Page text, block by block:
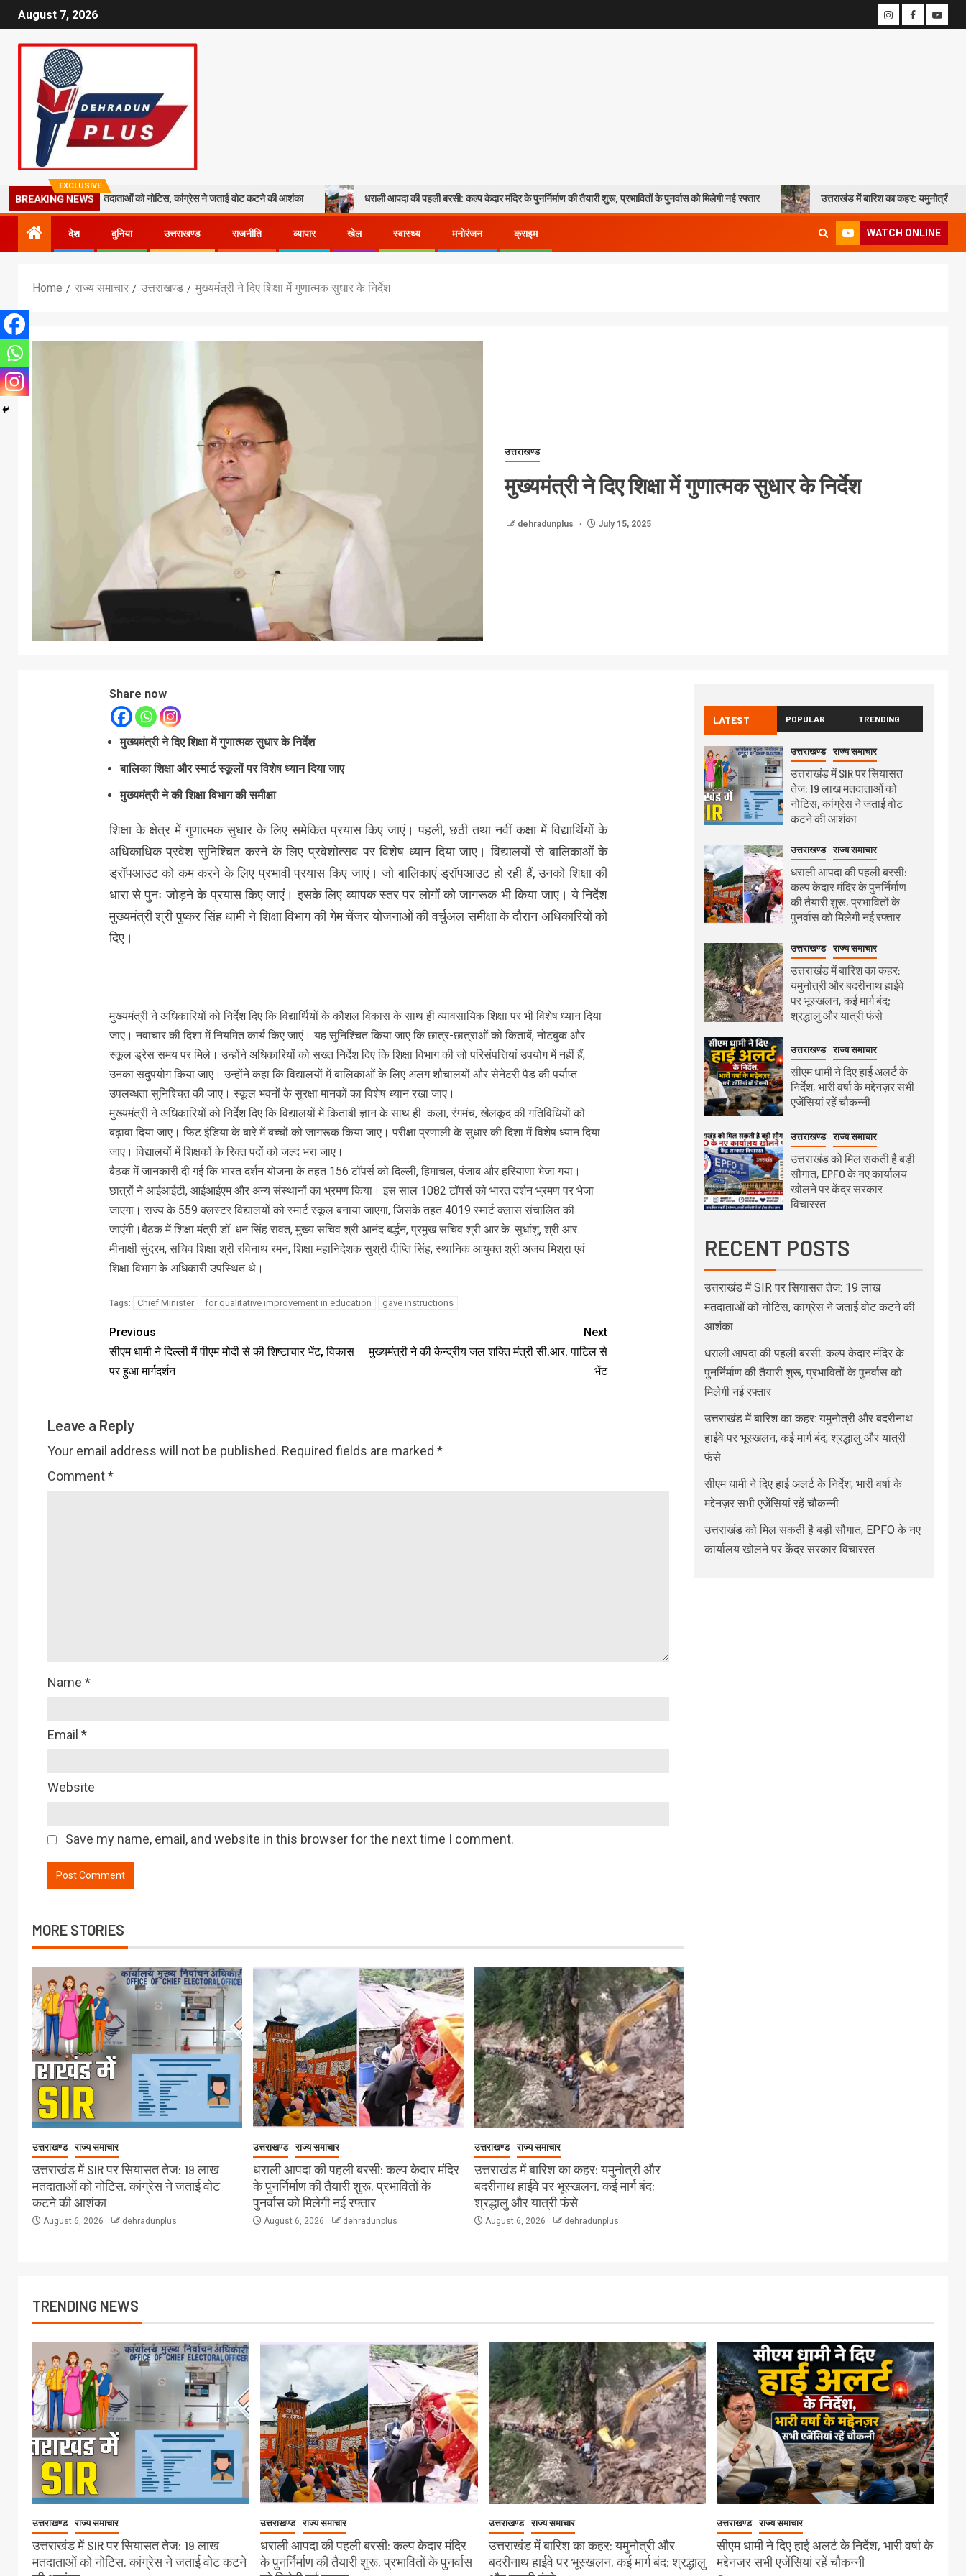
August 7, 2026
EXCLUSIVE
BREAKING NEWS
19 लाख मतदाताओं को नोटिस, कांग्रेस ने जताई वोट कटने की आशंका धराली आपदा की पहली बरसी: कल्प केदार मंदिर के पुनर्निर्माण की तैयारी शुरू, प्रभावितों के पुनर्वास को मिलेगी नई रफ्तार उत्तराखंड में बारिश का कहर: यमुनोत्री और बदरीनाथ
देश दुनिया उत्तराखण्ड राजनीति व्यापार खेल स्वास्थ्य मनोरंजन क्राइम WATCH ONLINE
Home राज्य समाचार उत्तराखण्ड मुख्यमंत्री ने दिए शिक्षा में गुणात्मक सुधार के निर्देश
उत्तराखण्ड
मुख्यमंत्री ने दिए शिक्षा में गुणात्मक सुधार के निर्देश
dehradunplus July 15, 2025
Share now
मुख्यमंत्री ने दिए शिक्षा में गुणात्मक सुधार के निर्देश
बालिका शिक्षा और स्मार्ट स्कूलों पर विशेष ध्यान दिया जाए
मुख्यमंत्री ने की शिक्षा विभाग की समीक्षा
शिक्षा के क्षेत्र में गुणात्मक सुधार के लिए समेकित प्रयास किए जाएं। पहली, छठी तथा नवीं कक्षा में विद्यार्थियों के
अधिकाधिक प्रवेश सुनिश्चित करने के लिए प्रवेशोत्सव पर विशेष ध्यान दिया जाए। विद्यालयों से बालिकाओं के
ड्रॉपआउट को कम करने के लिए प्रभावी प्रयास किए जाएं। जो बालिकाएं ड्रॉपआउट हो रही हैं, उनको शिक्षा की
धारा से पुनः जोड़ने के प्रयास किए जाएं। इसके लिए व्यापक स्तर पर लोगों को जागरूक भी किया जाए। ये निर्देश
मुख्यमंत्री श्री पुष्कर सिंह धामी ने शिक्षा विभाग की गेम चेंजर योजनाओं की वर्चुअल समीक्षा के दौरान अधिकारियों को
दिए।
मुख्यमंत्री ने अधिकारियों को निर्देश दिए कि विद्यार्थियों के कौशल विकास के साथ ही व्यावसायिक शिक्षा पर भी विशेष ध्यान दिया
जाए। नवाचार की दिशा में नियमित कार्य किए जाएं। यह सुनिश्चित किया जाए कि छात्र-छात्राओं को किताबें, नोटबुक और
स्कूल ड्रेस समय पर मिले। उन्होंने अधिकारियों को सख्त निर्देश दिए कि शिक्षा विभाग की जो परिसंपत्तियां उपयोग में नहीं हैं,
उनका सदुपयोग किया जाए। उन्होंने कहा कि विद्यालयों में बालिकाओं के लिए अलग शौचालयों और सेनेटरी पैड की पर्याप्त
उपलब्धता सुनिश्चित की जाए। स्कूल भवनों के सुरक्षा मानकों का विशेष ध्यान रखा जाए।
मुख्यमंत्री ने अधिकारियों को निर्देश दिए कि विद्यालयों में किताबी ज्ञान के साथ ही कला, रंगमंच, खेलकूद की गतिविधियों को
बढ़ावा दिया जाए। फिट इंडिया के बारे में बच्चों को जागरूक किया जाए। परीक्षा प्रणाली के सुधार की दिशा में विशेष ध्यान दिया
जाए। विद्यालयों में शिक्षकों के रिक्त पदों को जल्द भरा जाए।
बैठक में जानकारी दी गई कि भारत दर्शन योजना के तहत 156 टॉपर्स को दिल्ली, हिमाचल, पंजाब और हरियाणा भेजा गया।
छात्रों ने आईआईटी, आईआईएम और अन्य संस्थानों का भ्रमण किया। इस साल 1082 टॉपर्स को भारत दर्शन भ्रमण पर भेजा
जाएगा। राज्य के 559 क्लस्टर विद्यालयों को स्मार्ट स्कूल बनाया जाएगा, जिसके तहत 4019 स्मार्ट क्लास संचालित की
जाएंगी।बैठक में शिक्षा मंत्री डॉ. धन सिंह रावत, मुख्य सचिव श्री आनंद बर्द्धन, प्रमुख सचिव श्री आर.के. सुधांशु, श्री आर.
मीनाक्षी सुंदरम, सचिव शिक्षा श्री रविनाथ रमन, शिक्षा महानिदेशक सुश्री दीप्ति सिंह, स्थानिक आयुक्त श्री अजय मिश्रा एवं
शिक्षा विभाग के अधिकारी उपस्थित थे।
Tags: Chief Minister for qualitative improvement in education gave instructions
Previous
सीएम धामी ने दिल्ली में पीएम मोदी से की शिष्टाचार भेंट, विकास
पर हुआ मार्गदर्शन
Next
मुख्यमंत्री ने की केन्द्रीय जल शक्ति मंत्री सी.आर. पाटिल से
भेंट
Leave a Reply
Your email address will not be published. Required fields are marked *
Comment*
Name *
Email *
Website
Save my name, email, and website in this browser for the next time I comment.
MORE STORIES
उत्तराखण्ड राज्य समाचार
उत्तराखंड में SIR पर सियासत तेज: 19 लाख
मतदाताओं को नोटिस, कांग्रेस ने जताई वोट
कटने की आशंका
August 6, 2026 dehradunplus
उत्तराखण्ड राज्य समाचार
धराली आपदा की पहली बरसी: कल्प केदार मंदिर
के पुनर्निर्माण की तैयारी शुरू, प्रभावितों के
पुनर्वास को मिलेगी नई रफ्तार
August 6, 2026 dehradunplus
उत्तराखण्ड राज्य समाचार
उत्तराखंड में बारिश का कहर: यमुनोत्री और
बदरीनाथ हाईवे पर भूस्खलन, कई मार्ग बंद;
श्रद्धालु और यात्री फंसे
August 6, 2026 dehradunplus
LATEST POPULAR TRENDING
उत्तराखण्ड राज्य समाचार
उत्तराखंड में SIR पर सियासत
तेज: 19 लाख मतदाताओं को
नोटिस, कांग्रेस ने जताई वोट
कटने की आशंका
उत्तराखण्ड राज्य समाचार
धराली आपदा की पहली बरसी:
कल्प केदार मंदिर के पुनर्निर्माण
की तैयारी शुरू, प्रभावितों के
पुनर्वास को मिलेगी नई रफ्तार
उत्तराखण्ड राज्य समाचार
उत्तराखंड में बारिश का कहर:
यमुनोत्री और बदरीनाथ हाईवे
पर भूस्खलन, कई मार्ग बंद;
श्रद्धालु और यात्री फंसे
उत्तराखण्ड राज्य समाचार
सीएम धामी ने दिए हाई अलर्ट के
निर्देश, भारी वर्षा के मद्देनज़र सभी
एजेंसियां रहें चौकन्नी
उत्तराखण्ड राज्य समाचार
उत्तराखंड को मिल सकती है बड़ी
सौगात, EPFO के नए कार्यालय
खोलने पर केंद्र सरकार
विचाररत
RECENT POSTS
उत्तराखंड में SIR पर सियासत तेज: 19 लाख
मतदाताओं को नोटिस, कांग्रेस ने जताई वोट कटने की
आशंका
धराली आपदा की पहली बरसी: कल्प केदार मंदिर के
पुनर्निर्माण की तैयारी शुरू, प्रभावितों के पुनर्वास को
मिलेगी नई रफ्तार
उत्तराखंड में बारिश का कहर: यमुनोत्री और बदरीनाथ
हाईवे पर भूस्खलन, कई मार्ग बंद; श्रद्धालु और यात्री
फंसे
सीएम धामी ने दिए हाई अलर्ट के निर्देश, भारी वर्षा के
मद्देनज़र सभी एजेंसियां रहें चौकन्नी
उत्तराखंड को मिल सकती है बड़ी सौगात, EPFO के नए
कार्यालय खोलने पर केंद्र सरकार विचाररत
TRENDING NEWS
उत्तराखण्ड राज्य समाचार
उत्तराखंड में SIR पर सियासत तेज: 19 लाख
मतदाताओं को नोटिस, कांग्रेस ने जताई वोट कटने
उत्तराखण्ड राज्य समाचार
धराली आपदा की पहली बरसी: कल्प केदार मंदिर
के पुनर्निर्माण की तैयारी शुरू, प्रभावितों के पुनर्वास
उत्तराखण्ड राज्य समाचार
उत्तराखंड में बारिश का कहर: यमुनोत्री और
बदरीनाथ हाईवे पर भूस्खलन, कई मार्ग बंद; श्रद्धालु
उत्तराखण्ड राज्य समाचार
सीएम धामी ने दिए हाई अलर्ट के निर्देश, भारी वर्षा के
मद्देनज़र सभी एजेंसियां रहें चौकन्नी